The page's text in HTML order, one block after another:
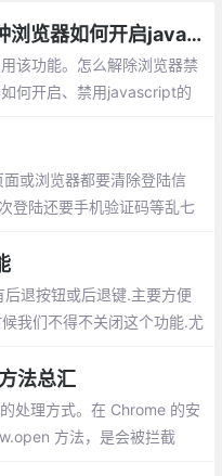
浏览器禁用了javascript,各种浏览器如何开启javascript的方法总汇
该功能。怎么解除浏览器禁
何开启、禁用javascript的
面或浏览器都要清除登陆信
登陆还要手机验证码等乱七
退按钮或后退键.主要方便
我们不得不关闭这个功能.尤
法总汇
处理方式。在 Chrome 的安
方法，是会被拦截